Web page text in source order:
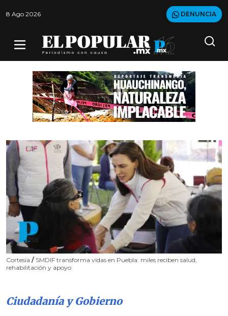
8 Ago 2026 DENUNCIA
Cortesía / SMDIF transforma vidas en Puebla: miles reciben salud,
rehabilitación y apoyo
Ciudadanía y Gobierno